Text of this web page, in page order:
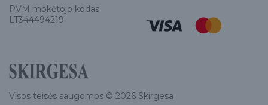
PVM mokėtojo kodas
LT344494219
Visos teisės saugomos © 2026 Skirgesa